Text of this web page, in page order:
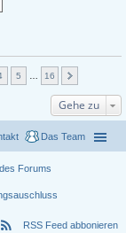
5 16
Gehe zu
Das Team
Forums
rss_feed RSS Feed abbonieren